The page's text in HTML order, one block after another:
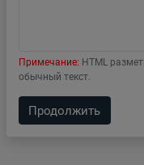
Примечание: HTML
обычный текст.
Продолжить